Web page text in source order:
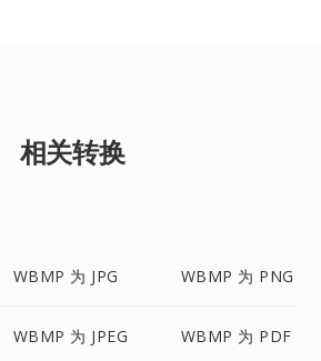
相关转换
WBMP 为 JPG WBMP 为 PNG
WBMP 为 JPEG WBMP 为 PDF